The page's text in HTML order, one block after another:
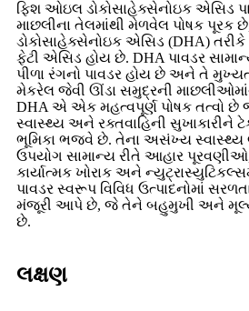
ફિશ ઓઇલ ડોકોસાહેક્સેનોઇક એસિડ
માછલીના તેલમાંથી મેળવેલ પોષક પૂરક
ડોકોસાહેક્સેનોઇક એસિડ (DHA)
ફેટી એસિડ હોય છે. DHA પાવડર
પીળા રંગનો પાવડર હોય છે અને તે
મેકરેલ જેવી ઊંડા સમુદ્રની
DHA એ એક મહત્વપૂર્ણ પોષક તત્વો
સ્વાસ્થ્ય અને રક્તવાહિની સુખાકારીને
ભૂમિકા ભજવે છે. તેના અસંખ્ય સ્વાસ્થ્ય
ઉપયોગ સામાન્ય રીતે આહાર પૂરવણીઓ,
કાર્યાત્મક ખોરાક અને
પાવડર સ્વરૂપ વિવિધ ઉત્પાદનોમાં
મંજૂરી આપે છે, જે તેને બહુમુખી અને
છે.
લક્ષણ